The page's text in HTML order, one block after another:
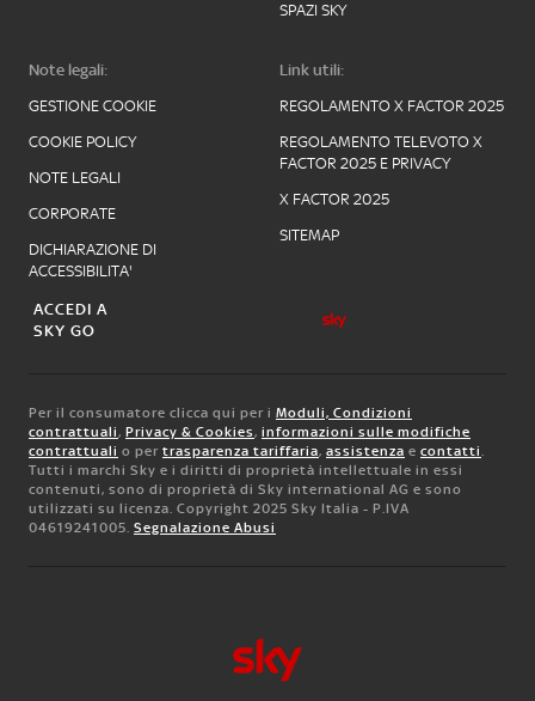
SPAZI SKY
Note legali:
GESTIONE COOKIE
COOKIE POLICY
NOTE LEGALI
CORPORATE
DICHIARAZIONE DI
ACCESSIBILITA'
Link utili:
REGOLAMENTO X FACTOR 2025
REGOLAMENTO TELEVOTO X
FACTOR 2025 E PRIVACY
X FACTOR 2025
SITEMAP
ACCEDI A
SKY GO
Per il consumatore clicca qui per i Moduli, Condizioni
contrattuali, Privacy & Cookies, informazioni sulle modifiche
contrattuali o per trasparenza tariffaria, assistenza e contatti.
Tutti i marchi Sky e i diritti di proprietà intellettuale in essi
contenuti, sono di proprietà di Sky international AG e sono
utilizzati su licenza. Copyright 2025 Sky Italia - P.IVA
04619241005. Segnalazione Abusi